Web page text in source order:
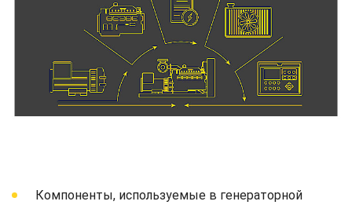
Компоненты, используемые в генераторной